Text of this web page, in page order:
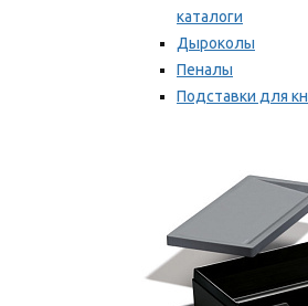
каталоги
Дыроколы
Пеналы
Подставки для